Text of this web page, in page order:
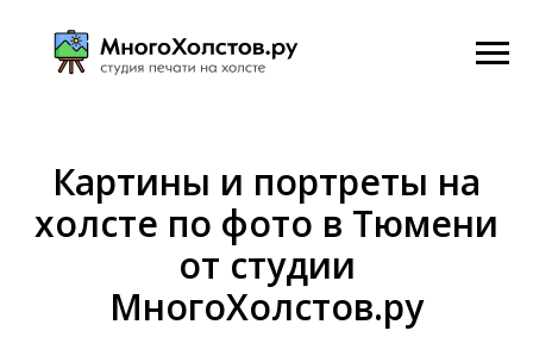
Картины и портреты на
холсте по фото в Тюмени
от студии
МногоХолстов.ру